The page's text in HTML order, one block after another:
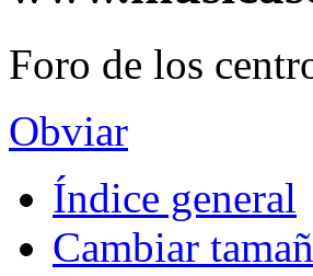
Foro de los
Obviar
Índice general
Cambiar